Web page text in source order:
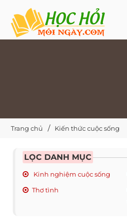
Trang chủ Kiến thức cuộc sống
LỌC DANH MỤC
Kinh nghiệm cuộc sống
Thơ tình